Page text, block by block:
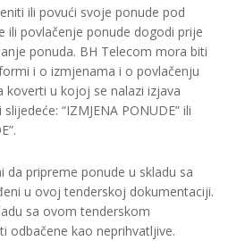
ili povući svoje ponude pod
ili povlačenje ponude dogodi prije
ponuda. BH Telecom mora biti
i o izmjenama i o povlačenju
koverti u kojoj se nalazi izjava
“IZMJENA PONUDE” ili
da pripreme ponude u skladu sa
u ovoj tenderskoj dokumentaciji.
sa ovom tenderskom
odbačene kao neprihvatljive.